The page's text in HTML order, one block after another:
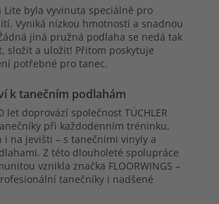
Lite byla vyvinuta speciálně pro
Vyniká nízkou hmotností a snadnou
jiná pružná podlaha se nedá tak
složit a uložit! Přitom poskytuje
potřebné pro tanec.
k tanečním podlahám
let doprovází společnost TÜCHLER
při každodenním tréninku,
i na jevišti – s tanečními vinyly a
Z této dlouholeté spolupráce
vznikla značka FLOORWINGS –
tanečníky i nadšené